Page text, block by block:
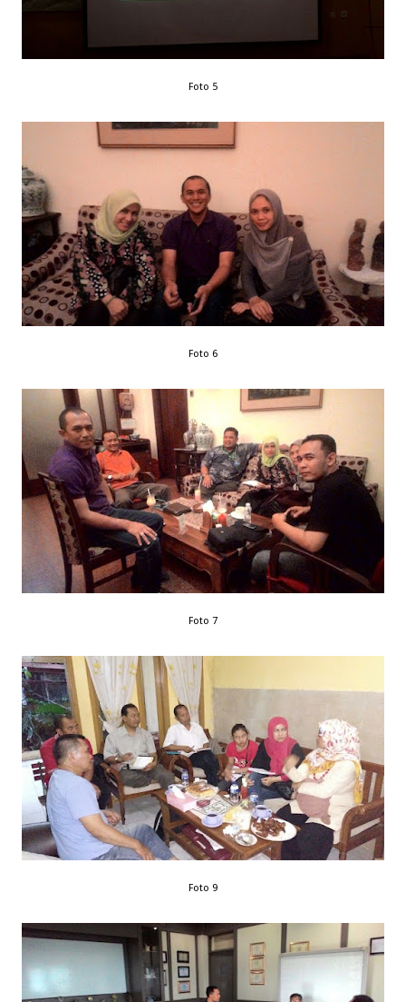
Foto 5
Foto 6
Foto 7
Foto 9